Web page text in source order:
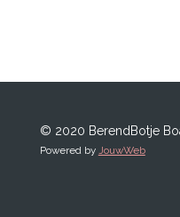
© 2020 BerendBotje
Powered by JouwWeb